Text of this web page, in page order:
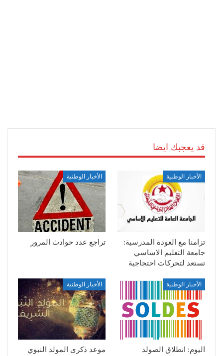
قد يعجبك ايضا
الأخبار الوطنية
تزامنا مع العودة المدرسية:
جامعة التعليم الاساسي
تستعد لتحركات احتجاجية
الأخبار الوطنية
تراجع عدد حوادث المرور
الأخبار الوطنية
اليوم: انطلاق الصولد
الأخبار الوطنية
موعد ذكرى المولد النبوي